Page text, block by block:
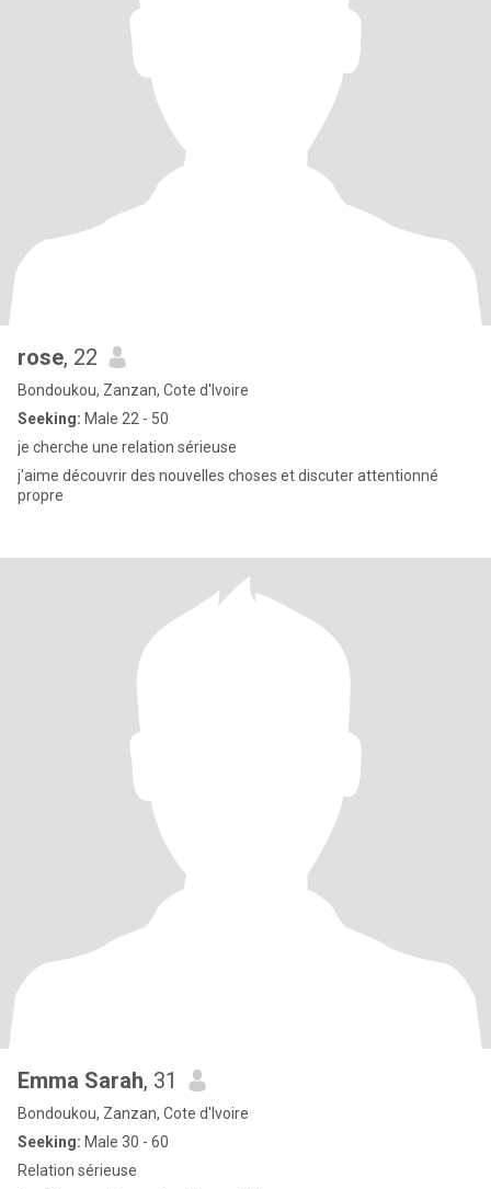
rose, 22
Bondoukou, Zanzan, Cote d'Ivoire
Seeking: Male 22 - 50
je cherche une relation sérieuse
j'aime découvrir des nouvelles choses et discuter attentionné
propre
Emma Sarah, 31
Bondoukou, Zanzan, Cote d'Ivoire
Seeking: Male 30 - 60
Relation sérieuse